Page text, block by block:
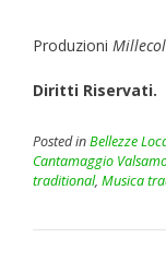
Produzioni
Diritti Riservati.
Posted inBellezze
Cantamaggio
traditional, Musica